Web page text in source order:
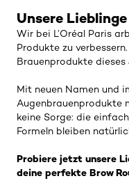
Unsere
Wir bei L’Oréal Paris
Produkte zu
Brauenprodukte dieses
Mit neuen Namen und
Augenbrauenprodukte
keine Sorge: die
Formeln bleiben
Probiere jetzt unsere
deine perfekte Brow